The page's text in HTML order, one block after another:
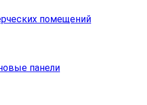
помещений
панели